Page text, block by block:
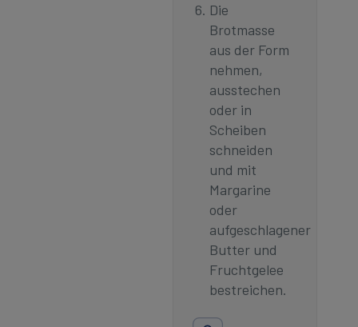
Die
Brotmasse
aus der Form
nehmen,
ausstechen
oder in
Scheiben
schneiden
und mit
Margarine
oder
aufgeschlagener
Butter und
Fruchtgelee
bestreichen.